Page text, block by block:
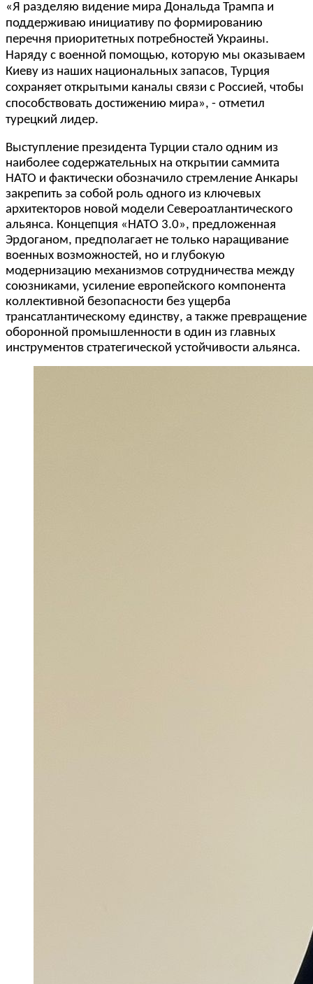
«Я разделяю видение мира Дональда Трампа и
поддерживаю инициативу по формированию
перечня приоритетных потребностей Украины.
Наряду с военной помощью, которую мы оказываем
Киеву из наших национальных запасов, Турция
сохраняет открытыми каналы связи с Россией, чтобы
способствовать достижению мира», - отметил
турецкий лидер.
Выступление президента Турции стало одним из
наиболее содержательных на открытии саммита
НАТО и фактически обозначило стремление Анкары
закрепить за собой роль одного из ключевых
архитекторов новой модели Североатлантического
альянса. Концепция «НАТО 3.0», предложенная
Эрдоганом, предполагает не только наращивание
военных возможностей, но и глубокую
модернизацию механизмов сотрудничества между
союзниками, усиление европейского компонента
коллективной безопасности без ущерба
трансатлантическому единству, а также превращение
оборонной промышленности в один из главных
инструментов стратегической устойчивости альянса.